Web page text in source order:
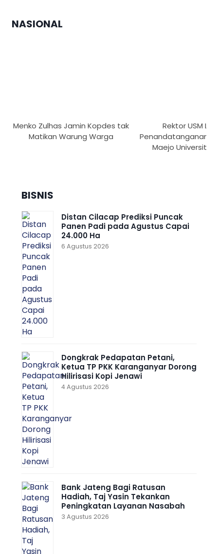
NASIONAL
Menko Zulhas Jamin Kopdes tak
Matikan Warung Warga
Rektor USM
Penandatanganan
Maejo University
BISNIS
Distan Cilacap Prediksi Puncak
Panen Padi pada Agustus Capai
24.000 Ha
6 Agustus 2026
Dongkrak Pedapatan Petani,
Ketua TP PKK Karanganyar Dorong
Hilirisasi Kopi Jenawi
4 Agustus 2026
Bank Jateng Bagi Ratusan
Hadiah, Taj Yasin Tekankan
Peningkatan Layanan Nasabah
3 Agustus 2026